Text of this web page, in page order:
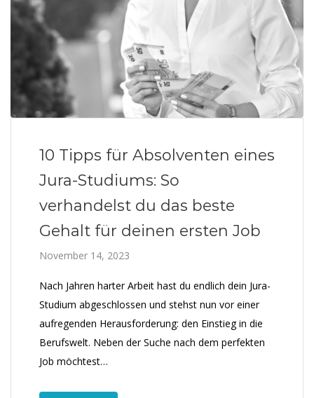
10 Tipps für Absolventen eines
Jura-Studiums: So
verhandelst du das beste
Gehalt für deinen ersten Job
November 14, 2023
Nach Jahren harter Arbeit hast du endlich dein Jura-
Studium abgeschlossen und stehst nun vor einer
aufregenden Herausforderung: den Einstieg in die
Berufswelt. Neben der Suche nach dem perfekten
Job möchtest…